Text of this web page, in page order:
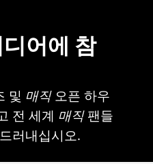
어에 참
및 매직오픈 하우
전 세계 매직팬들
러내십시오.